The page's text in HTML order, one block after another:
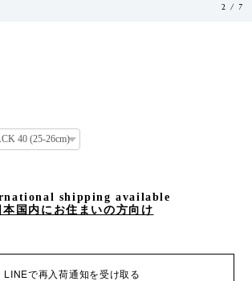
3 / 7
shipping available
本国内にお住まいの方向け
LINEで再入荷通知を受け取る